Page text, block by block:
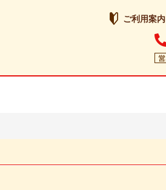
ご利用案内